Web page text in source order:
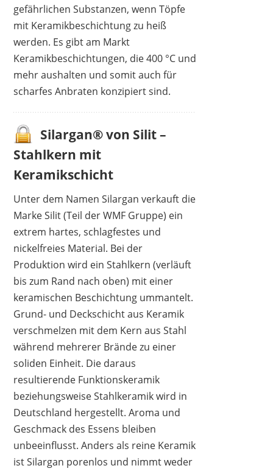
gefährlichen Substanzen, wenn Töpfe
mit Keramikbeschichtung zu heiß
werden. Es gibt am Markt
Keramikbeschichtungen, die 400 °C und
mehr aushalten und somit auch für
scharfes Anbraten konzipiert sind.
Silargan® von Silit –
Stahlkern mit
Keramikschicht
Unter dem Namen Silargan verkauft die
Marke Silit (Teil der WMF Gruppe) ein
extrem hartes, schlagfestes und
nickelfreies Material. Bei der
Produktion wird ein Stahlkern (verläuft
bis zum Rand nach oben) mit einer
keramischen Beschichtung ummantelt.
Grund- und Deckschicht aus Keramik
verschmelzen mit dem Kern aus Stahl
während mehrerer Brände zu einer
soliden Einheit. Die daraus
resultierende Funktionskeramik
beziehungsweise Stahlkeramik wird in
Deutschland hergestellt. Aroma und
Geschmack des Essens bleiben
unbeeinflusst. Anders als reine Keramik
ist Silargan porenlos und nimmt weder